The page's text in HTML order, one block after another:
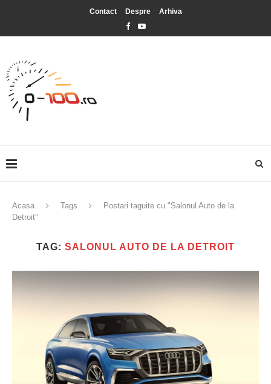
Contact Despre Arhiva
Acasa Tags
Postari taguite cu "Salonul Auto de la
Detroit"
TAG: SALONUL AUTO DE LA DETROIT